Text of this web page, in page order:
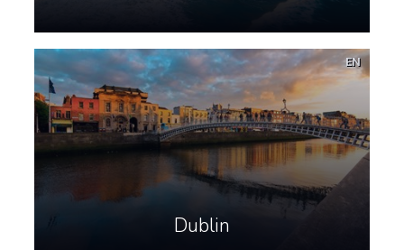
Dublin
EN